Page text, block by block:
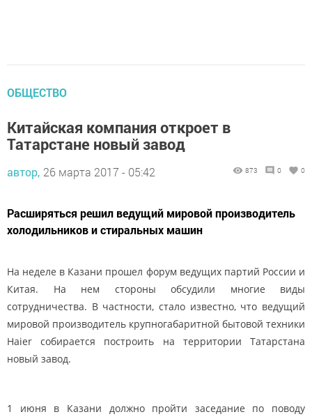
ОБЩЕСТВО
Китайская компания откроет в
Татарстане новый завод
автор, 26 марта 2017 - 05:42 873 0 0
Расширяться решил ведущий мировой производитель
холодильников и стиральных машин
На неделе в Казани прошел форум ведущих партий России и
Китая. На нем стороны обсудили многие виды
сотрудничества. В частности, стало известно, что ведущий
мировой производитель крупногабаритной бытовой техники
Haier собирается построить на территории Татарстана
новый завод.
1 июня в Казани должно пройти заседание по поводу